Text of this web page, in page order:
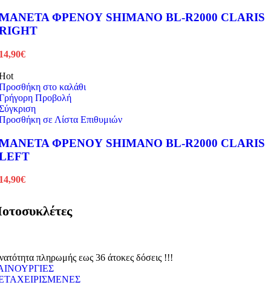
ΦΡΕΝΟΥ SHIMANO BL-R2000 CLARIS
€
στο καλάθι
Προβολή
σε Λίστα Επιθυμιών
ΦΡΕΝΟΥ SHIMANO BL-R2000 CLARIS
€
πληρωμής εως 36 άτοκες δόσεις !!!